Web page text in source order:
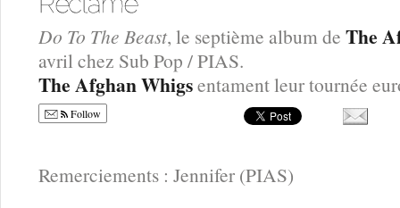
Do To The Beast, le septième album de The
avril chez Sub Pop / PIAS.
The Afghan Whigsentament leur tournée
Follow
Remerciements : Jennifer (PIAS)